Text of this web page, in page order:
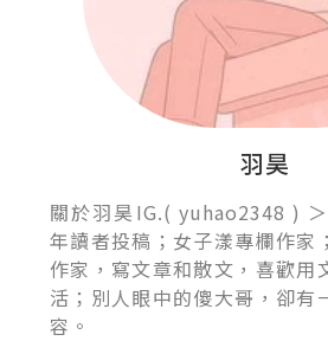
羽昊
關於羽昊IG.( yuhao2348 )
年讀者投稿；女子漾專欄作家
作家，寫文章和散文，喜歡用
活；別人眼中的傻大哥，卻有
容。